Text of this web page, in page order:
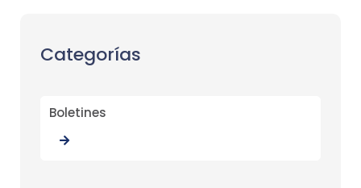
Categorías
Boletines